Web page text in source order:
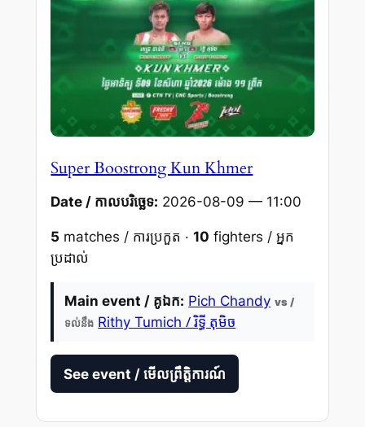
Super Boostrong Kun Khmer
Date / កាលបរិច្ឆេទ: 2026-08-09 — 11:00
5 matches / ការប្រកួត ·10 fighters / អ្នក
ប្រដាល់
Main event / គូឯក: Pich Chandy vs /
ទល់នឹង Rithy Tumich/ រិទ្ធី តុមិច
See event / មើលព្រឹត្តិការណ៍